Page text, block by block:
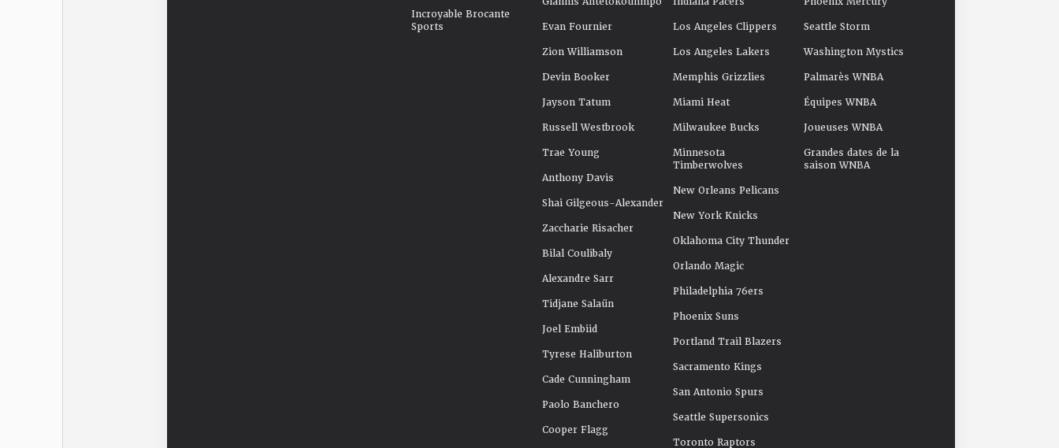
Incroyable Brocante
Sports
Evan Fournier
Zion Williamson
Devin Booker
Jayson Tatum
Russell Westbrook
Trae Young
Anthony Davis
Shai Gilgeous-Alexander
Zaccharie Risacher
Bilal Coulibaly
Alexandre Sarr
Tidjane Salaün
Joel Embiid
Tyrese Haliburton
Cade Cunningham
Paolo Banchero
Cooper Flagg
Los Angeles Clippers
Los Angeles Lakers
Memphis Grizzlies
Miami Heat
Milwaukee Bucks
Minnesota
Timberwolves
New Orleans Pelicans
New York Knicks
Oklahoma City Thunder
Orlando Magic
Philadelphia 76ers
Phoenix Suns
Portland Trail Blazers
Sacramento Kings
San Antonio Spurs
Seattle Supersonics
Toronto Raptors
Seattle Storm
Washington Mystics
Palmarès WNBA
Équipes WNBA
Joueuses WNBA
Grandes dates de la
saison WNBA